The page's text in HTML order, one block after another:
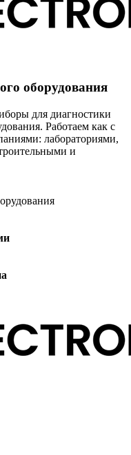
оборудования
для диагностики
Работаем как с
лабораториями,
и